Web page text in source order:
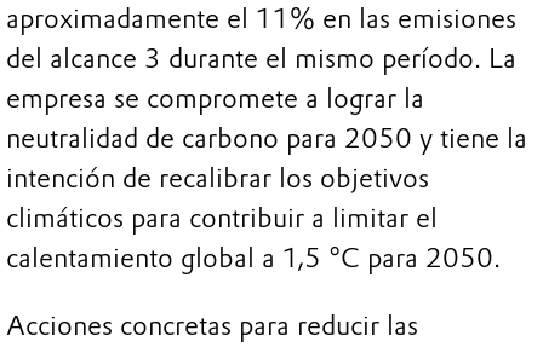
aproximadamente el 11% en las emisiones
del alcance 3 durante el mismo período. La
empresa se compromete a lograr la
neutralidad de carbono para 2050 y tiene la
intención de recalibrar los objetivos
climáticos para contribuir a limitar el
calentamiento global a 1,5 °C para 2050.
Acciones concretas para reducir las